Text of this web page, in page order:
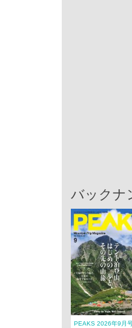
バックナ
PEAKS 2026年9月